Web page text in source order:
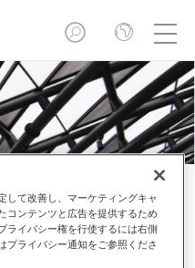
して改善し、マーケティングキャ
コンテンツと広告を提供するため
ライバシー権を行使するには右側
プライバシー通知をご参照くださ